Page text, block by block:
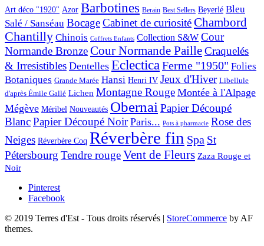
Art déco "1920" Azor Barbotines Berain Best Sellers Beyerlé Bleu
Salé / Sanséau BocageCabinet de curiositéChambord
Chantilly Chinois Coffrets Enfants Collection S&W Cour
Normande BronzeCour Normande PailleCraquelés
& Irresistibles Dentelles EclecticaFerme "1950" Folies
Botaniques Grande Marée Hansi Henri IV Jeux d'Hiver Libellule
d'après Émile Gallé Lichen Montagne Rouge Montée à l'Alpage
Mégève Méribel Nouveautés Obernai Papier Découpé
BlancPapier Découpé Noir Paris... Pots à pharmacie Rose des
Neiges Réverbère Coq Réverbère fin Spa St
Pétersbourg Tendre rougeVent de Fleurs Zaza Rouge et
Noir
Pinterest
Facebook
© 2019 Terres d'Est - Tous droits réservés | StoreCommerce by AF
themes.